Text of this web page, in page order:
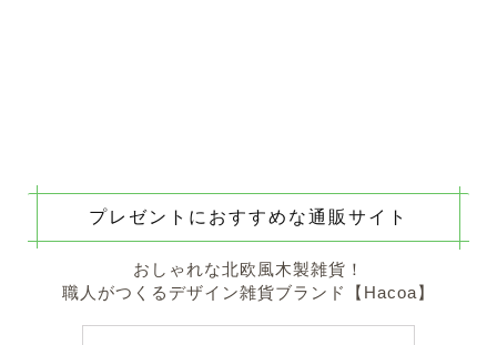
プレゼントにおすすめな通販サイト
おしゃれな北欧風木製雑貨！
職人がつくるデザイン雑貨ブランド【Hacoa】